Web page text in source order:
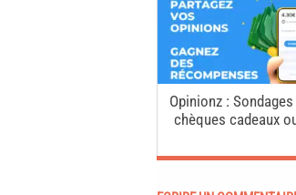
Opinionz :
chèques cadeaux